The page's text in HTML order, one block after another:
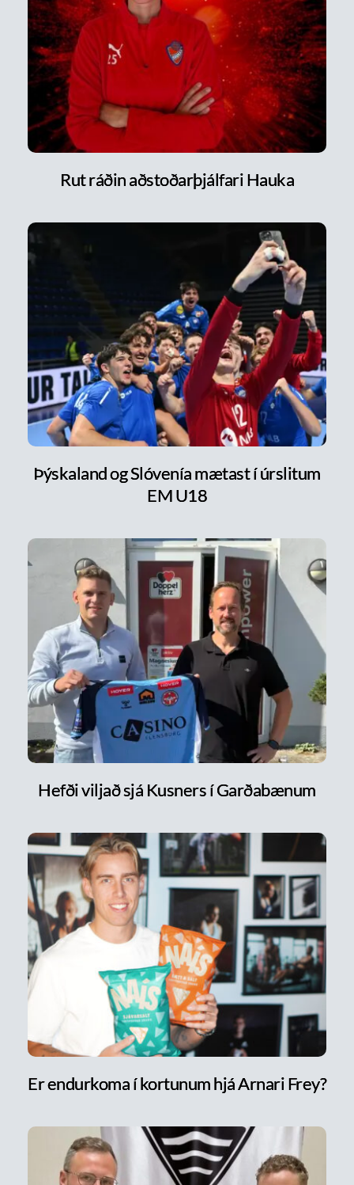
Rut ráðin aðstoðarþjálfari Hauka
Þýskaland og Slóvenía mætast í úrslitum
EM U18
Hefði viljað sjá Kusners í Garðabænum
Er endurkoma í kortunum hjá Arnari Frey?